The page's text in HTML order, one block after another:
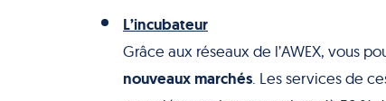
L’incubateur
Grâce aux réseaux de l’AWEX, vous
nouveaux marchés . Les services de